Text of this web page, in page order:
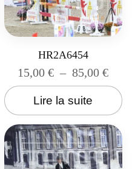
HR2A6454
15,00€ – 85,00€
Lire la suite